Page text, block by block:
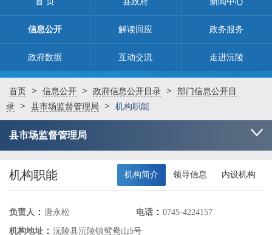
信息公开 解读回应 政务服务
政府数据 互动交流 走进沅陵
首页 > 信息公开 > 政府信息公开目录 > 部门信息公开目
录 > 县市场监督管理局 > 机构职能
县市场监督管理局
机构职能 机构简介 领导信息 内设机构
负责人 ： 唐永松 电话 ： 0745-4224157
机构地址 ： 沅陵县沅陵镇鸳鸯山5号